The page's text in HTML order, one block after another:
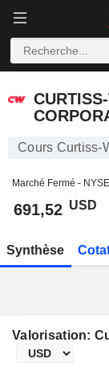
Cours Curtiss-
Marché Fermé - NYSE
691,52 USD
Synthèse
Valorisation: